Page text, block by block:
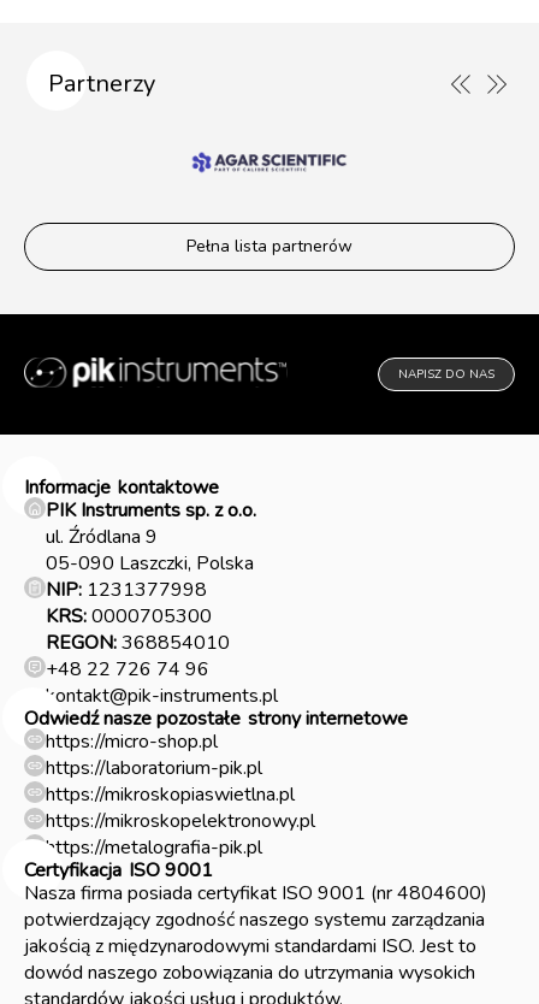
Partnerzy
Pełna lista partnerów
NAPISZ DO NAS
Informacje kontaktowe
PIK Instruments sp. z o.o.
ul. Źródlana 9
05-090 Laszczki, Polska
NIP: 1231377998
KRS:0000705300
REGON:368854010
+48 22 726 74 96
kontakt@pik-instruments.pl
Odwiedź nasze pozostałe strony internetowe
https://micro-shop.pl
https://laboratorium-pik.pl
https://mikroskopiaswietlna.pl
https://mikroskopelektronowy.pl
https://metalografia-pik.pl
Certyfikacja ISO 9001
Nasza firma posiada certyfikat ISO 9001 (nr 4804600)
potwierdzający zgodność naszego systemu zarządzania
jakością z międzynarodowymi standardami ISO. Jest to
dowód naszego zobowiązania do utrzymania wysokich